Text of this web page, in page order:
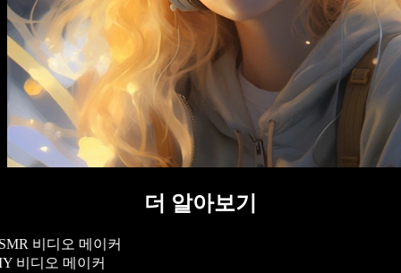
더 알아보기
비디오 메이커
비디오 메이커